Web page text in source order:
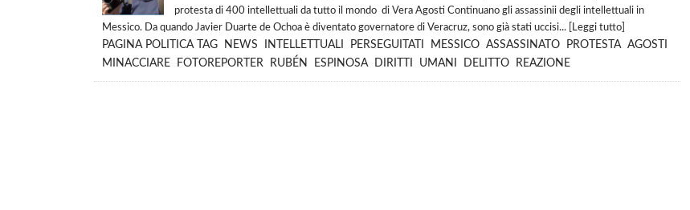
protesta di 400 intellettuali da tutto il mondo di Vera Agosti Continuano gli assassinii degli intellettuali in
Messico. Da quando Javier Duarte de Ochoa è diventato governatore di Veracruz, sono già stati uccisi... [
Leggi tutto
PAGINA POLITICA TAG NEWS INTELLETTUALI PERSEGUITATI MESSICO ASSASSINATO PROTESTA AGOSTI
MINACCIARE
FOTOREPORTER RUBÉN ESPINOSA DIRITTI UMANI DELITTO REAZIONE